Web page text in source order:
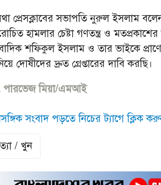
প্রেসক্লাবের সভাপতি নুরুল ইসলাম
হামলার চেষ্টা গণতন্ত্র ও
শফিকুল ইসলাম ও তার ভাইকে
দোষীদের দ্রুত গ্রেপ্তারের দাবি করছি।
পারভেজ মিয়া/এমআই
সংবাদ পড়তে নিচের ট্যাগে ক্লিক
/ খুন